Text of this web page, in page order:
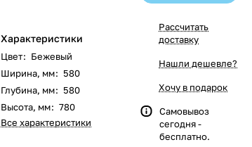
Характеристики
Цвет: Бежевый
Ширина, мм: 580
Глубина, мм: 580
Высота, мм: 780
Все характеристики
Рассчитать
доставку
Нашли дешевле?
Хочу в подарок
Самовывоз
сегодня -
бесплатно.